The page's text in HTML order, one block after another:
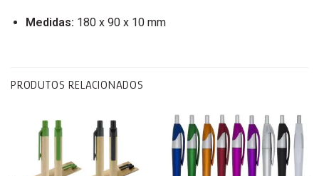
Medidas: 180 x 90 x 10 mm
PRODUTOS RELACIONADOS